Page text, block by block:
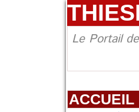
Le Portail
ACCUEIL